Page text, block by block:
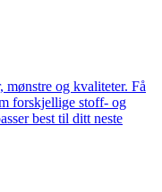
og kvaliteter. Få
forskjellige stoff- og
best til ditt neste